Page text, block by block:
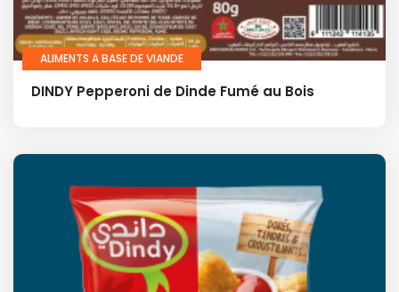
ALIMENTS A BASE DE VIANDE
DINDY Pepperoni de Dinde Fumé au Bois